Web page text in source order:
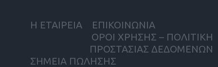
Η ΕΤΑΙΡΕΙΑ
ΕΠΙΚΟΙΝΩΝΙΑ
ΟΡΟΙ ΧΡΗΣΗΣ – ΠΟΛΙΤΙΚΗ
ΠΡΟΣΤΑΣΙΑΣ ΔΕΔΟΜΕΝΩΝ
ΣΗΜΕΙΑ ΠΩΛΗΣΗΣ